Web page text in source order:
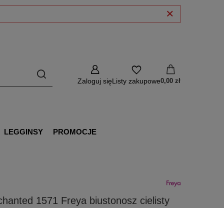
Zaloguj sięListy zakupowe0,00 zł
LEGGINSY PROMOCJE
1571 Freya biustonosz cielisty